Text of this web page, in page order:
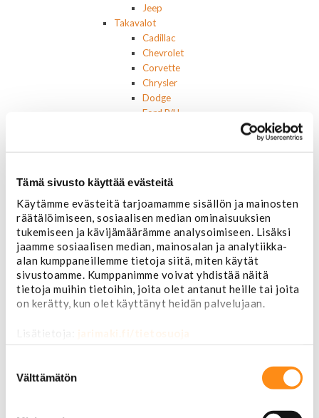
Tämä sivusto käyttää evästeitä
Käytämme evästeitä tarjoamamme sisällön ja mainosten
räätälöimiseen, sosiaalisen median ominaisuuksien
tukemiseen ja kävijämäärämme analysoimiseen. Lisäksi
jaamme sosiaalisen median, mainosalan ja analytiikka-
alan kumppaneillemme tietoja siitä, miten käytät
sivustoamme. Kumppanimme voivat yhdistää näitä
tietoja muihin tietoihin, joita olet antanut heille tai joita
on kerätty, kun olet käyttänyt heidän palvelujaan.
Lisätietoja: jarimaki.fi/tietosuoja
valinta
Välttämätön
Jeep
Takavalot
Cadillac
Chevrolet
Corvette
Chrysler
Dodge
Ford P/U
Muut
Parkit / Vilkut
Sumu- ja peruutusvalot
Sivuvalot ja markerit
Polttimot
Sähköosat
Akut
Lasinnostin- ja keskuslukon moottorit
Laturit ja laturin osat